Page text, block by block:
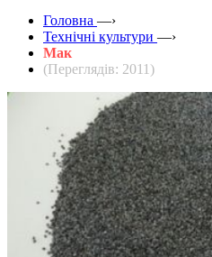
Головна —›
Технічні культури —›
Мак
(Переглядів: 2011)